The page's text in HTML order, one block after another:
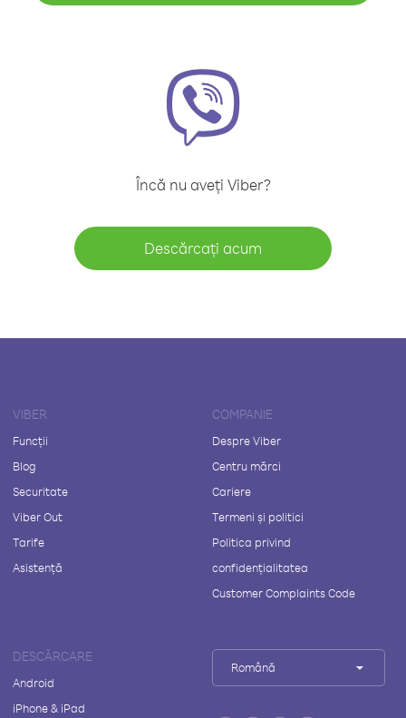
Încă nu aveți Viber?
Descărcați acum
VIBER
Funcții
Blog
Securitate
Viber Out
Tarife
Asistență
COMPANIE
Despre Viber
Centru mărci
Cariere
Termeni și politici
Politica privind
confidențialitatea
Customer Complaints Code
DESCĂRCARE
Android
iPhone & iPad
Română